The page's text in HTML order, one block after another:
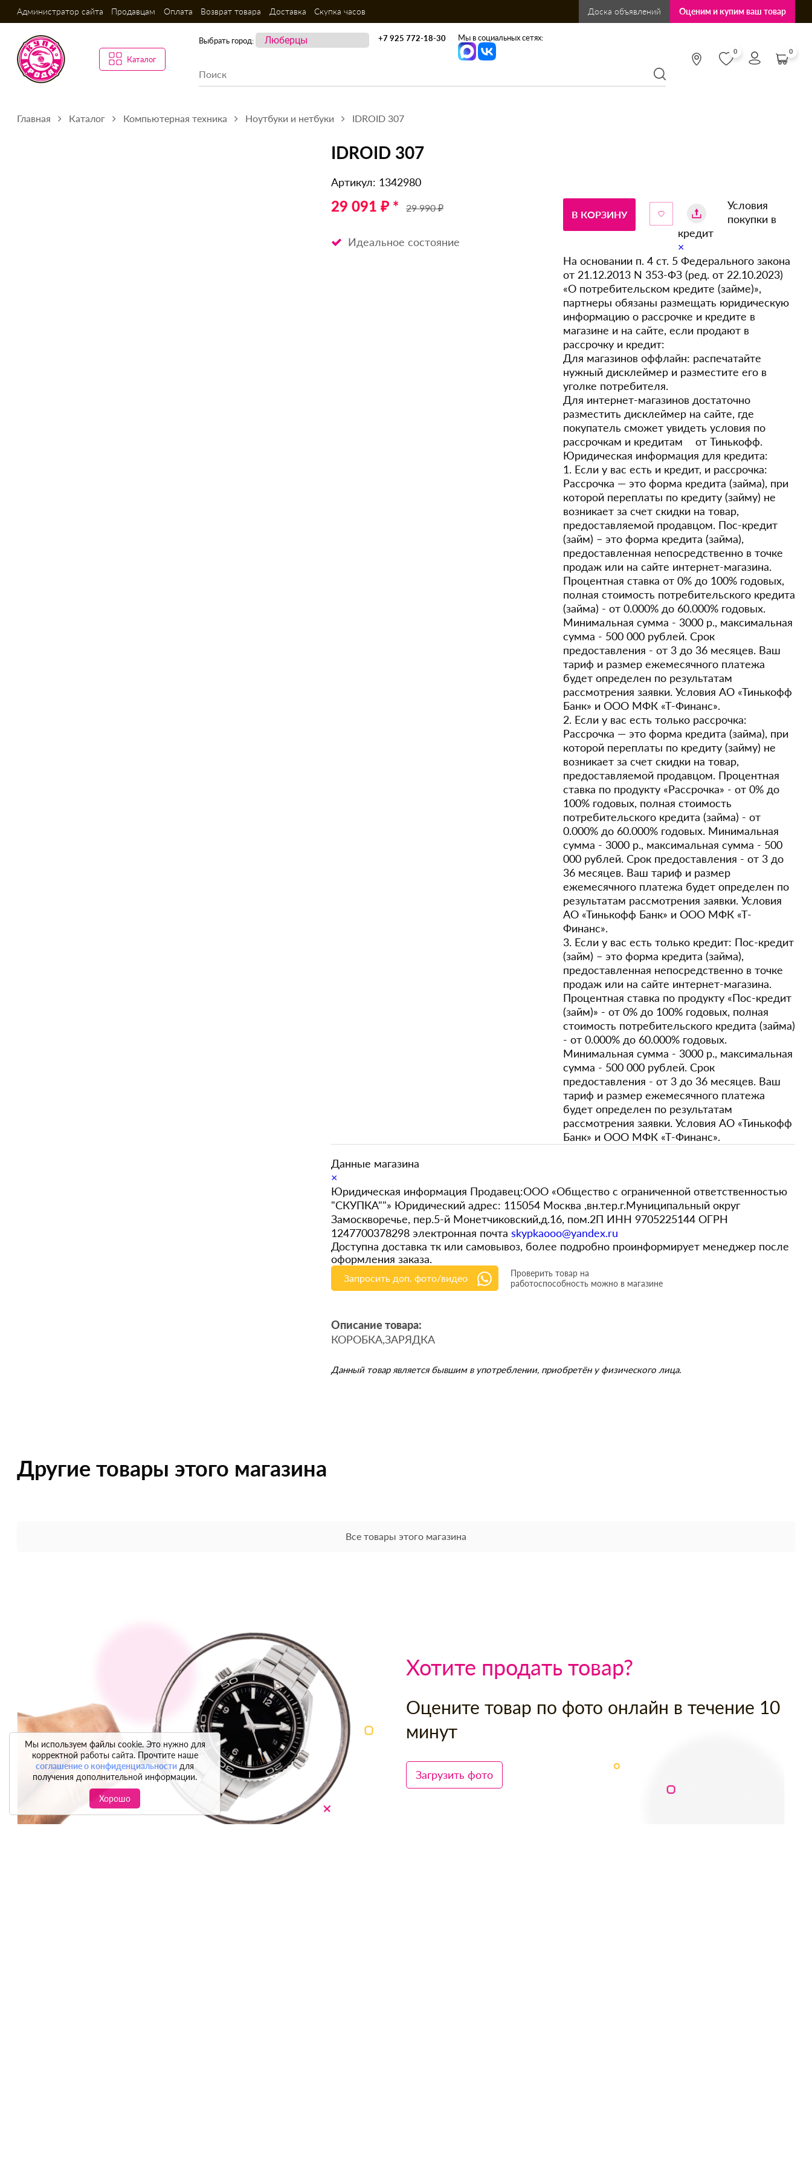
Администратор сайта Продавцам Оплата Возврат товара Доставка Скупка часов Доска объявлений Оценим и купим ваш товар
Каталог
Выбрать город: +7 925 772-18-30 Мы в социальных сетях:
0 0
Главная Каталог Компьютерная техника Ноутбуки и нетбуки IDROID 307
IDROID 307
Артикул: 1342980
29 091 ₽ * 29 990 ₽
Идеальное состояние
В КОРЗИНУ
Условия
покупки в
кредит
×
На основании п. 4 ст. 5 Федерального закона
от 21.12.2013 N 353-ФЗ (ред. от 22.10.2023)
«О потребительском кредите (займе)»,
партнеры обязаны размещать юридическую
информацию о рассрочке и кредите в
магазине и на сайте, если продают в
рассрочку и кредит:
Для магазинов оффлайн: распечатайте
нужный дисклеймер и разместите его в
уголке потребителя.
Для интернет-магазинов достаточно
разместить дисклеймер на сайте, где
покупатель сможет увидеть условия по
рассрочкам и кредитам от Тинькофф.
Юридическая информация для кредита:
1. Если у вас есть и кредит, и рассрочка:
Рассрочка — это форма кредита (займа), при
которой переплаты по кредиту (займу) не
возникает за счет скидки на товар,
предоставляемой продавцом. Пос-кредит
(займ) – это форма кредита (займа),
предоставленная непосредственно в точке
продаж или на сайте интернет-магазина.
Процентная ставка от 0% до 100% годовых,
полная стоимость потребительского кредита
(займа) - от 0.000% до 60.000% годовых.
Минимальная сумма - 3000 р., максимальная
сумма - 500 000 рублей. Срок
предоставления - от 3 до 36 месяцев. Ваш
тариф и размер ежемесячного платежа
будет определен по результатам
рассмотрения заявки. Условия АО «Тинькофф
Банк» и ООО МФК «Т-Финанс».
2. Если у вас есть только рассрочка:
Рассрочка — это форма кредита (займа), при
которой переплаты по кредиту (займу) не
возникает за счет скидки на товар,
предоставляемой продавцом. Процентная
ставка по продукту «Рассрочка» - от 0% до
100% годовых, полная стоимость
потребительского кредита (займа) - от
0.000% до 60.000% годовых. Минимальная
сумма - 3000 р., максимальная сумма - 500
000 рублей. Срок предоставления - от 3 до
36 месяцев. Ваш тариф и размер
ежемесячного платежа будет определен по
результатам рассмотрения заявки. Условия
АО «Тинькофф Банк» и ООО МФК «Т-
Финанс».
3. Если у вас есть только кредит: Пос-кредит
(займ) – это форма кредита (займа),
предоставленная непосредственно в точке
продаж или на сайте интернет-магазина.
Процентная ставка по продукту «Пос-кредит
(займ)» - от 0% до 100% годовых, полная
стоимость потребительского кредита (займа)
- от 0.000% до 60.000% годовых.
Минимальная сумма - 3000 р., максимальная
сумма - 500 000 рублей. Срок
предоставления - от 3 до 36 месяцев. Ваш
тариф и размер ежемесячного платежа
будет определен по результатам
рассмотрения заявки. Условия АО «Тинькофф
Банк» и ООО МФК «Т-Финанс».
Данные магазина
×
Юридическая информация Продавец:ООО «Общество с ограниченной ответственностью
"СКУПКА""» Юридический адрес: 115054 Москва ,вн.тер.г.Муниципальный округ
Замоскворечье, пер.5-й Монетчиковский,д.16, пом.2П ИНН 9705225144 ОГРН
1247700378298 электронная почта skypkaooo@yandex.ru
Доступна доставка тк или самовывоз, более подробно проинформирует менеджер после
оформления заказа.
Запросить доп. фото/видео
Проверить товар на
работоспособность можно в магазине
Описание товара:
КОРОБКА,ЗАРЯДКА
Данный товар является бывшим в употреблении, приобретён у физического лица.
Другие товары этого магазина
Все товары этого магазина
Хотите продать товар?
Оцените товар по фото онлайн в течение 10
минут
Загрузить фото
Мы используем файлы cookie. Это нужно для
корректной работы сайта. Прочтите наше
соглашение о конфиденциальности для
получения дополнительной информации.
Хорошо